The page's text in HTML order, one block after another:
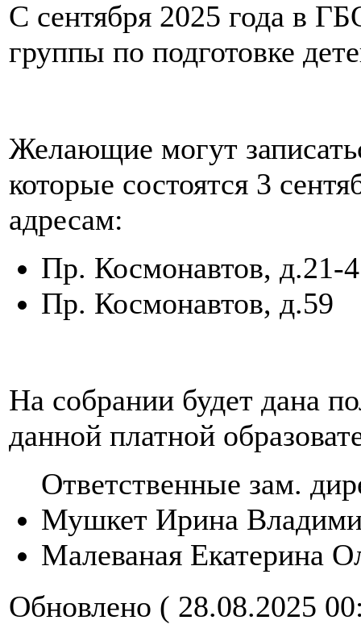
С сентября 2025 года в
группы по подготовке
Желающие могут
которые состоятся 3
адресам:
Пр. Космонавтов, д.21-4
Пр. Космонавтов, д.59
На собрании будет дана
данной платной
Ответственные зам.
Мушкет Ирина
Малеваная Екатерина
Обновлено ( 28.08.2025